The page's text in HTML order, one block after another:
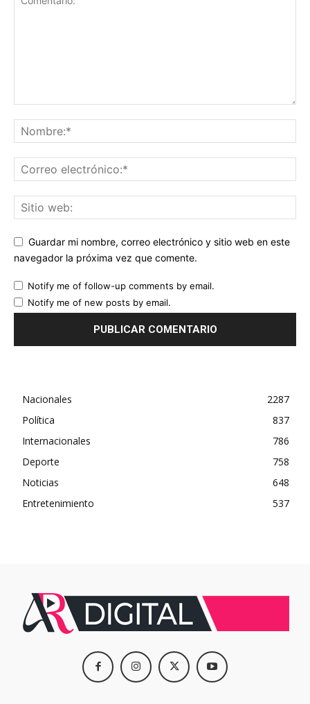
Guardar mi nombre, correo electrónico y sitio web en este
navegador la próxima vez que comente.
Notify me of follow-up comments by email.
Notify me of new posts by email.
Nacionales
2287
Política
837
Internacionales
786
Deporte
758
Noticias
648
Entretenimiento
537